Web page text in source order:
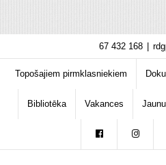
content
67 432 168
Topošajiem pirmklasniekiem
Bibliotēka Vakances